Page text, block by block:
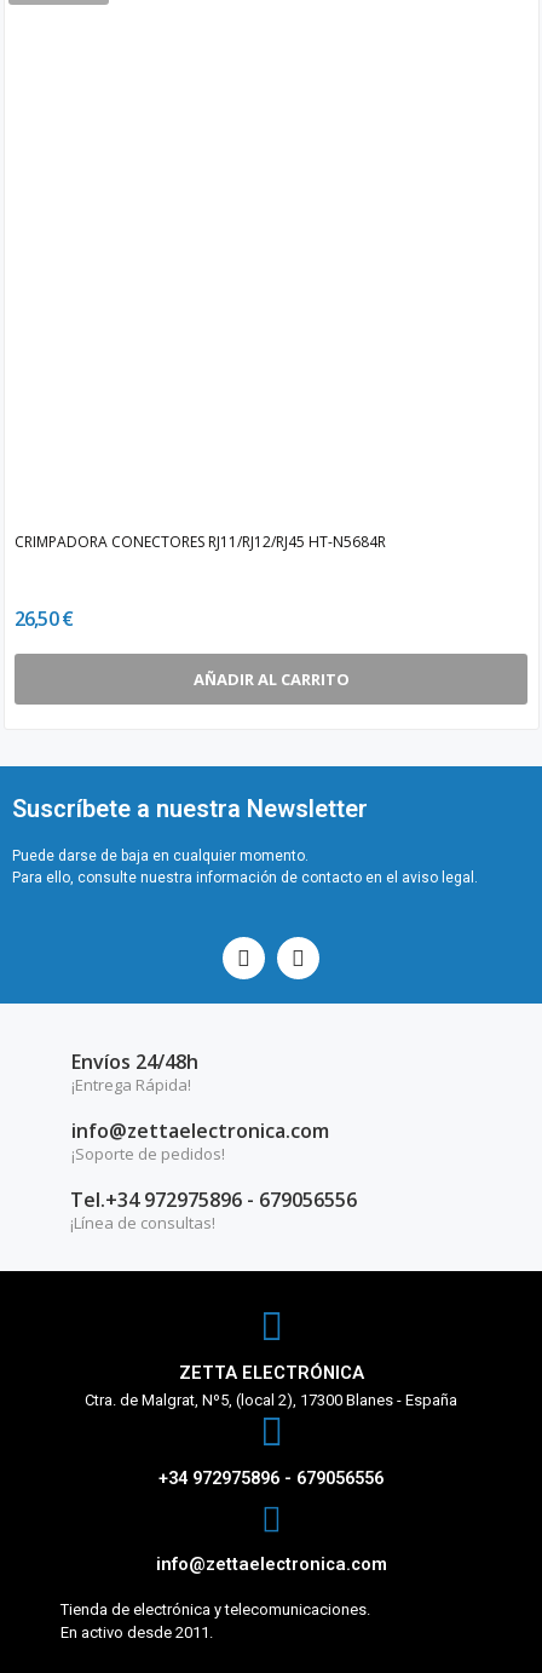
CRIMPADORA CONECTORES RJ11/RJ12/RJ45 HT-N5684R
26,50 €
AÑADIR AL CARRITO
Suscríbete a nuestra Newsletter
Puede darse de baja en cualquier momento.
Para ello, consulte nuestra información de contacto en el aviso legal.
Envíos 24/48h
¡Entrega Rápida!
info@zettaelectronica.com
¡Soporte de pedidos!
Tel.+34 972975896 - 679056556
¡Línea de consultas!
ZETTA ELECTRÓNICA
Ctra. de Malgrat, Nº5, (local 2), 17300 Blanes - España
+34 972975896 - 679056556
info@zettaelectronica.com
Tienda de electrónica y telecomunicaciones.
En activo desde 2011.